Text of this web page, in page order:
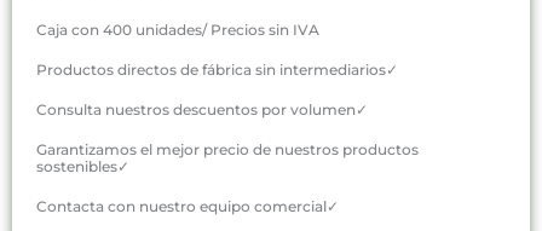
Caja con 400 unidades/ Precios sin IVA
Productos directos de fábrica sin intermediarios✓
Consulta nuestros descuentos por volumen✓
Garantizamos el mejor precio de nuestros productos
sostenibles✓
Contacta con nuestro equipo comercial✓